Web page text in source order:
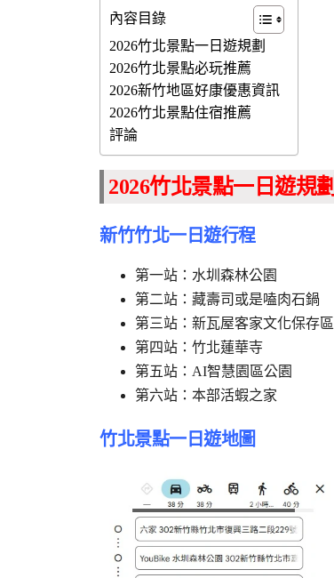
內容目錄
2026竹北景點一日遊規劃
2026竹北景點必玩推薦
2026新竹地區好康優惠資訊
2026竹北景點住宿推薦
評論
2026竹北景點一日遊規劃
新竹竹北一日遊行程
第一站：水圳森林公園
第二站：藏壽司或是嗑肉石鍋
第三站：新瓦屋客家文化保存區
第四站：竹北蓮華寺
第五站：AI智慧園區公園
第六站：本部活蝦之家
竹北景點一日遊地圖